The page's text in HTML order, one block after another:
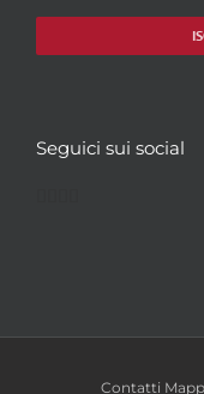
Seguici sui social
Contatti